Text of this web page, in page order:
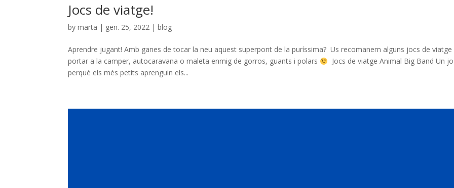
Jocs de viatge!
bymarta | gen. 25, 2022 |blog
Aprendre jugant! Amb ganes de tocar la neu aquest superpont de la puríssima? Us recomanem alguns jocs de viatge
portar a la camper, autocaravana o maleta enmig de gorros, guants i polars
Jocs de viatge Animal Big Band Un
perquè els més petits aprenguin els...